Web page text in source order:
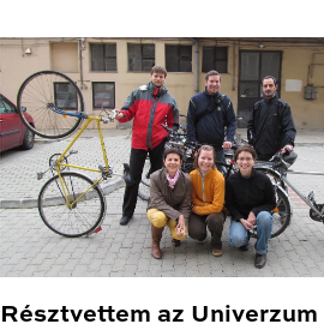
Résztvettem az Univerzum